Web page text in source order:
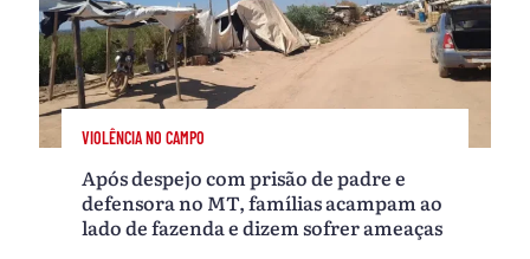
VIOLÊNCIA NO CAMPO
Após despejo com prisão de padre e
defensora no MT, famílias acampam ao
lado de fazenda e dizem sofrer ameaças